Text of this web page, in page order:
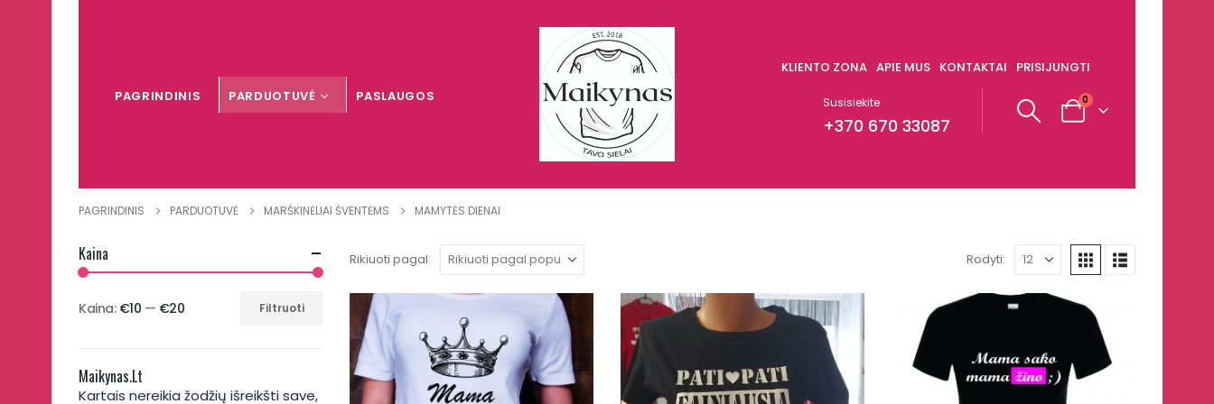
PAGRINDINIS PARDUOTUVĖ PASLAUGOS
KLIENTO ZONA APIE MUS KONTAKTAI PRISIJUNGTI
Susisiekite
+370 670 33087
0
PAGRINDINIS PARDUOTUVĖ MARŠKINĖLIAI ŠVENTĖMS MAMYTĖS DIENAI
Rikiuoti pagal: Rodyti:
Kaina
kaina
kaina
Filtruoti
Kaina: €10 — €20
Maikynas.lt
Kartais nereikia žodžių išreikšti save,